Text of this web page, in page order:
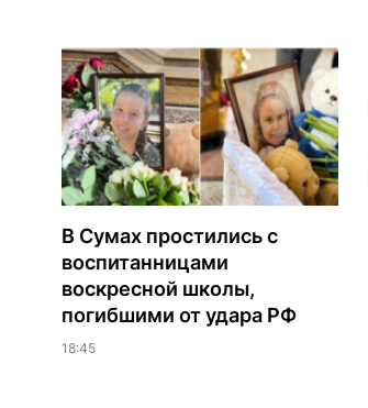
В Сумах простились с
воспитанницами
воскресной школы,
погибшими от удара РФ
18:45